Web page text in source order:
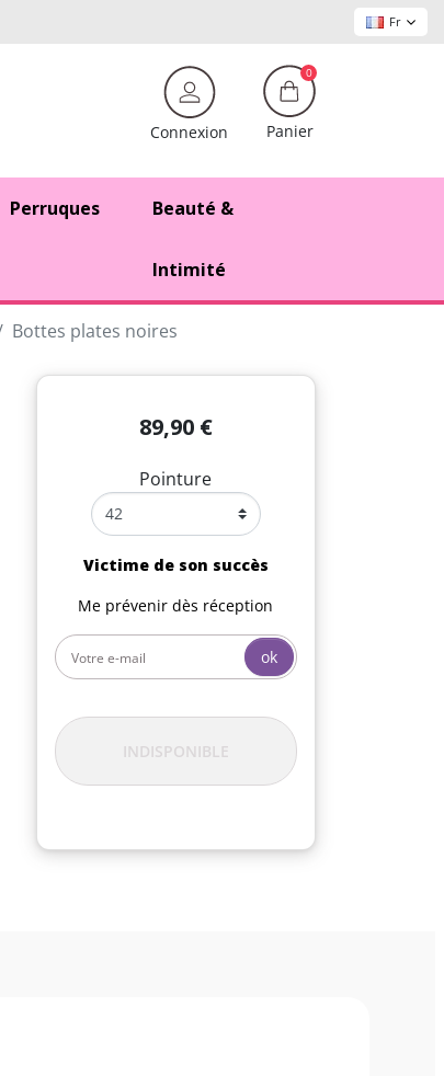
Fr
Connexion
0
Panier
Perruques Beauté &
Intimité
Bottes plates noires
89,90 €
Pointure
Victime de son succès
Me prévenir dès réception
ok
INDISPONIBLE